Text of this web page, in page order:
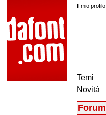
Il mio profilo
Temi
Novità
Forum